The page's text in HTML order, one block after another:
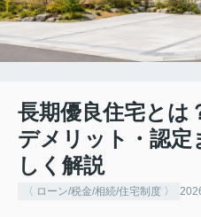
長期優良住宅とは
デメリット・認定
しく解説
〈 ローン/税金/相続/住宅制度 〉